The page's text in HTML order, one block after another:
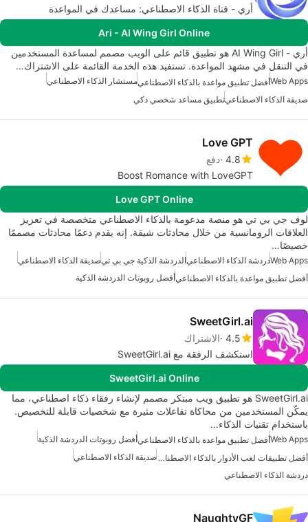
أري - فتاة الذكاء الاصطناعي: مساعدك في المواعدة
Ari - AI Wing Girl Online
أري - AI Wing Girl هو تطبيق قائم على الويب مصمم لمساعدة المستخدمين
في التنقل في مشهد المواعدة. تستفيد هذه الخدمة القائمة على الاشتراك…
Web Appsأفضل تطبيق مواعدة بالذكاء الاصطناعيمستشار الذكاء الاصطناعي
صديقة الذكاء الاصطناعيتطبيق مساعد شخصي ذكي
Love GPT
4.8 دفع
Boost Romance with LoveGPT
Love GPT Online
لوف جي بي تي هو منصة مدعومة بالذكاء الاصطناعي متخصصة في تعزيز
العلاقات الرومانسية من خلال محادثات شيقة. إنه يقدم دعمًا محادثات مصممًا
خصيصًا…
Web Appsدردشة الذكاء الاصطناعيالدردشة الذكية جي بي تيصديقة الذكاء الاصطناعي
أفضل تطبيق مواعدة بالذكاء الاصطناعيأفضل روبوتات الدردشة الذكية
SweetGirl.ai
4.5 الاشتراك
استكشف الرفقة مع SweetGirl.ai
SweetGirl.ai Online
SweetGirl.ai هو تطبيق ويب مبتكر مصمم لإنشاء رفقاء ذكاء اصطناعي، مما
يمكّن المستخدمين من محاكاة تفاعلات مثيرة مع شخصيات قابلة للتخصيص.
باستخدام تقنيات الذكاء…
Web Appsأفضل تطبيق مواعدة بالذكاء الاصطناعيأفضل روبوتات الدردشة الذكية
أفضل تطبيقات لعب الأدوار بالذكاء الاصطناعي صديقة الذكاء الاصطناعي
دردشة الذكاء الاصطناعي
NaughtyGF